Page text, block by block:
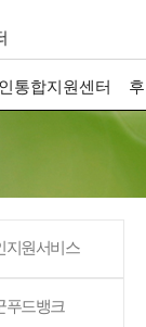
통합지원센터
지원서비스
푸드뱅크